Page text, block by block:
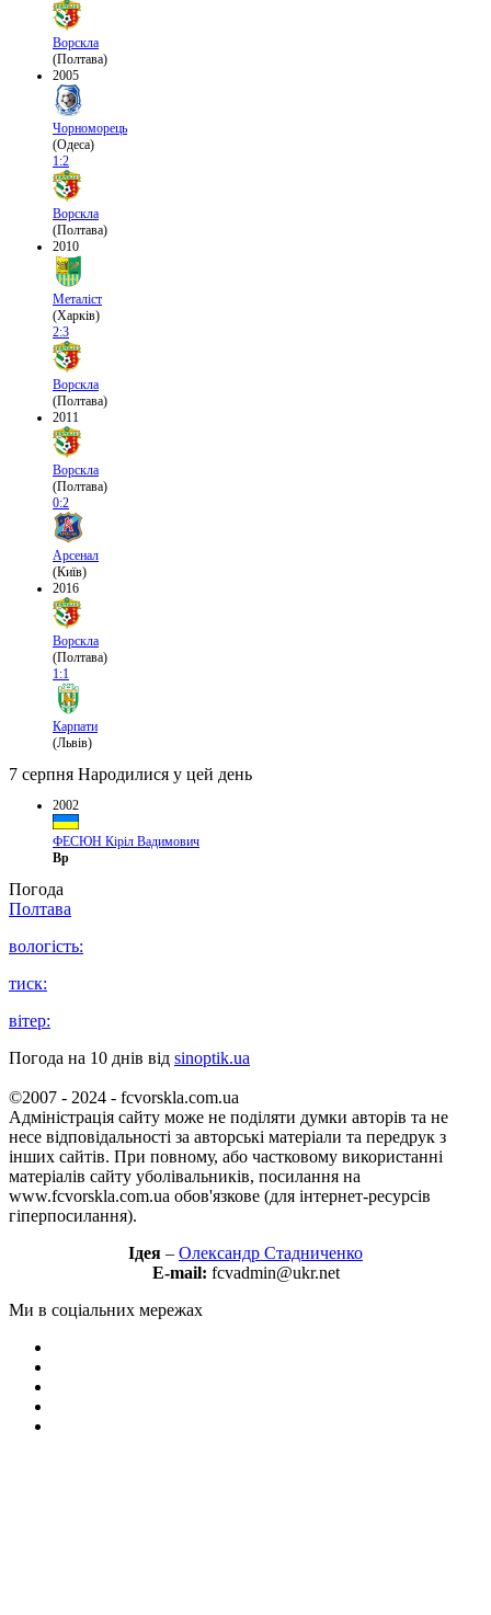
Ворскла
(Полтава)
2005
Чорноморець
(Одеса)
1:2
Ворскла
(Полтава)
2010
Металіст
(Харків)
2:3
Ворскла
(Полтава)
2011
Ворскла
(Полтава)
0:2
Арсенал
(Київ)
2016
Ворскла
(Полтава)
1:1
Карпати
(Львів)
7 серпня Народилися у цей день
2002
ФЕСЮН Кіріл Вадимович
Вр
Погода
Полтава
вологість:
тиск:
вітер:
Погода на 10 днів від sinoptik.ua
©2007 - 2024 - fcvorskla.com.ua
Адміністрація сайту може не поділяти думки авторів та не
несе відповідальності за авторські матеріали та передрук з
інших сайтів. При повному, або частковому використанні
матеріалів сайту уболівальників, посилання на
www.fcvorskla.com.ua обов'язкове (для інтернет-ресурсів
гіперпосилання).
Ідея – Олександр Стадниченко
E-mail: fcvadmin@ukr.net
Ми в соціальних мережах